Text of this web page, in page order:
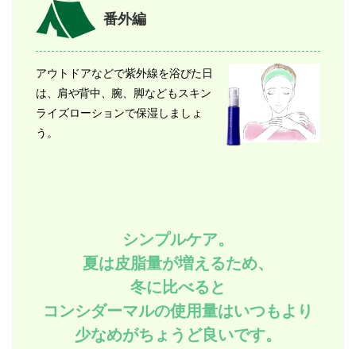
番外編
アウトドアなどで紫外線を浴びた日
は、肩や背中、腕、 脚などもスキン
ライズローションで保湿しましょ
う。
シンプルケア。
夏は皮脂量が増えるため、
冬に比べると
コンシダーマルの使用量はいつもより
少なめがちょうど良いです。